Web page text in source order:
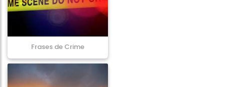
Frases de Crime